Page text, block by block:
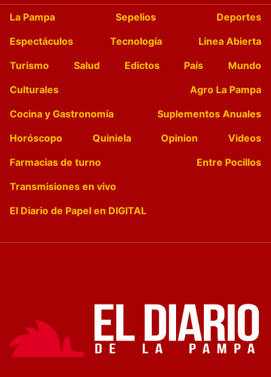
La Pampa Sepelios
Deportes
Espectáculos
Tecnología
Linea Abierta
Turismo
Salud Edictos País
Mundo
Culturales
Agro La Pampa
Cocina y Gastronomía
Suplementos Anuales
Horóscopo
Quiniela Opinion
Videos
Farmacias de turno
Entre Pocillos
Transmisiones en vivo
El Diario de Papel en DIGITAL